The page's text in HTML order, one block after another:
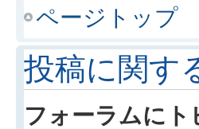
ページトップ
投稿に関す
フォーラムに